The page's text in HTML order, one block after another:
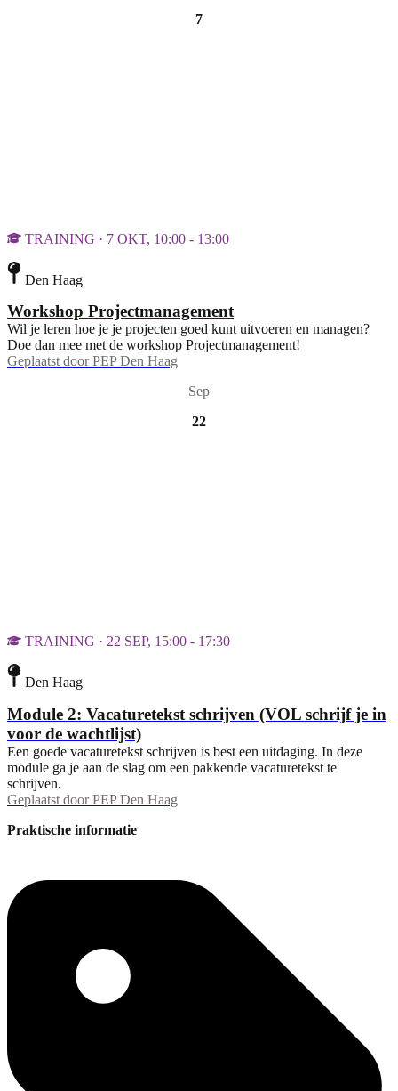
7
TRAINING · 7 OKT, 10:00 - 13:00
Den Haag
Workshop Projectmanagement
Wil je leren hoe je je projecten goed kunt uitvoeren en managen?
Doe dan mee met de workshop Projectmanagement!
Geplaatst door PEP Den Haag
Sep
22
TRAINING · 22 SEP, 15:00 - 17:30
Den Haag
Module 2: Vacaturetekst schrijven (VOL schrijf je in
voor de wachtlijst)
Een goede vacaturetekst schrijven is best een uitdaging. In deze
module ga je aan de slag om een pakkende vacaturetekst te
schrijven.
Geplaatst door PEP Den Haag
Praktische informatie